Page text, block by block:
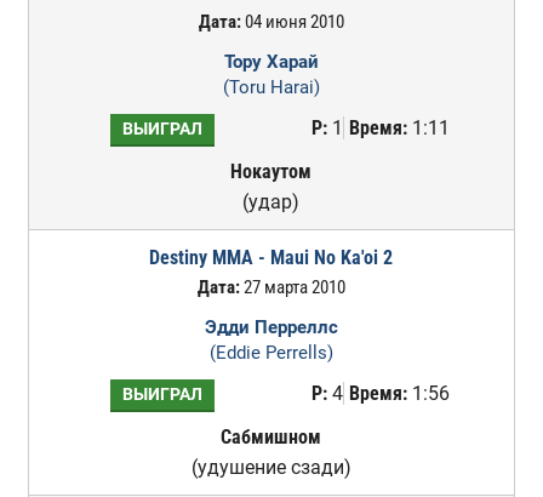
Дата:04 июня 2010
Тору Харай
(Toru Harai)
ВЫИГРАЛ Р:1 Время:1:11
Нокаутом
(удар)
Destiny MMA - Maui No Ka'oi 2
Дата:27 марта 2010
Эдди Перреллс
(Eddie Perrells)
ВЫИГРАЛ Р:4 Время:1:56
Сабмишном
(удушение сзади)